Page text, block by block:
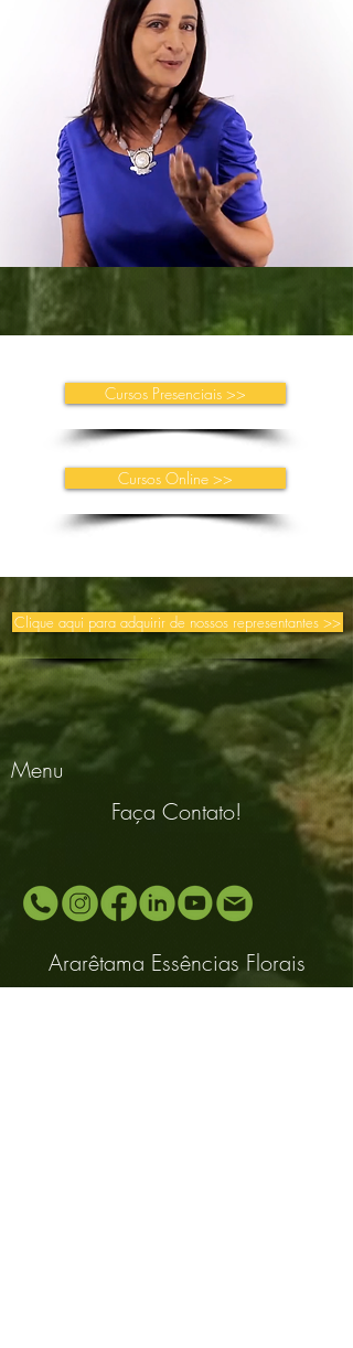
Cursos Presenciais >>
Cursos Online >>
Clique aqui para adquirir de nossos representantes >>
Menu
Faça Contato!
Ararêtama Essências Florais